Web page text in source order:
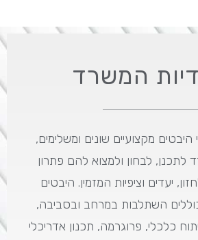
המשרד
היבטים מקצועיים שונים ומשלימים,
לתכנן, לבחון ולמצוא להם פתרון
יעדים וציפיות המזמין. היבטים
השתלבות במרחב ובסביבה,
כלכלי, פרוגרמה, תכנון אדריכלי